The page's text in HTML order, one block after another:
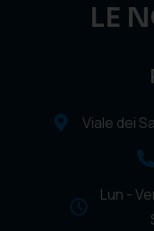
LE
Viale dei
Lun -